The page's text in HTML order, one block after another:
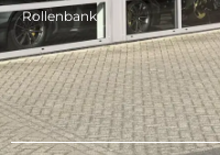
Rollenbank